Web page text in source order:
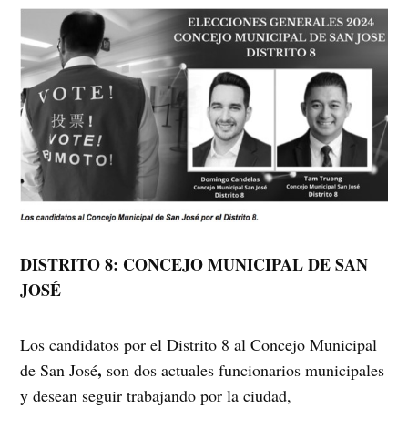
DISTRITO 8: CONCEJO MUNICIPAL DE SAN
JOSÉ
Los candidatos por el Distrito 8 al Concejo Municipal
de San José, son dos actuales funcionarios municipales
y desean seguir trabajando por la ciudad,